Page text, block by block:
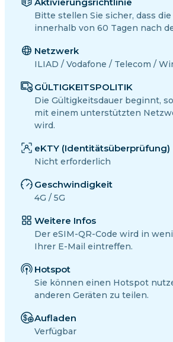
Bitte stellen Sie sicher, dass
innerhalb von 60 Tagen nach
Netzwerk
ILIAD / Vodafone / Telecom /
GÜLTIGKEITSPOLITIK
Die Gültigkeitsdauer beginnt,
mit einem unterstützten
wird.
eKTY (Identitätsüberprüfung)
Nicht erforderlich
Geschwindigkeit
4G / 5G
Weitere Infos
Der eSIM-QR-Code wird in
Ihrer E-Mail eintreffen.
Hotspot
Sie können einen Hotspot
anderen Geräten zu teilen.
Aufladen
Verfügbar